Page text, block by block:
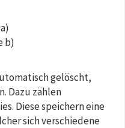
b)
gelöscht,
Dazu zählen
Diese speichern eine
sich verschiedene